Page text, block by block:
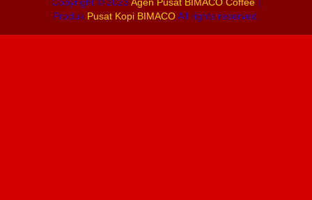
Produk Pusat Kopi BIMACOAll rights reserved.